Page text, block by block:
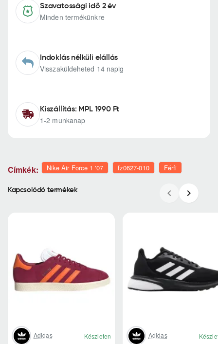
Szavatossági idő 2 év
Minden termékünkre
Indoklás nélküli elállás
Visszaküldeheted 14 napig
Kiszállítás: MPL 1990 Ft
1-2 munkanap
Címkék: Nike Air Force 1 '07 fz0627-010 Férfi
Kapcsolódó termékek
Adidas Készleten Adidas